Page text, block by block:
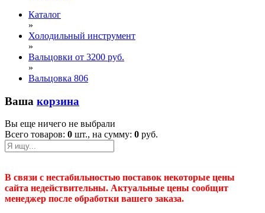
Каталог
»
Холодильный инструмент
»
Вальцовки от 3200 руб.
»
Вальцовка 806
Ваша корзина
Вы еще ничего не выбрали
Всего товаров: 0 шт., на сумму: 0 руб.
В связи с нестабильностью поставок некоторые цены
сайта недействительны. Актуальные цены сообщит
менеджер после обработки вашего заказа.